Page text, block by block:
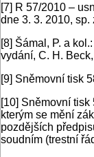
[7] R 57/2010 –
dne 3. 3. 2010, sp.
[8] Šámal, P. a
vydání, C. H.
[9] Sněmovní tisk
[10] Sněmovní tisk
kterým se mění
pozdějších
soudním (trestní